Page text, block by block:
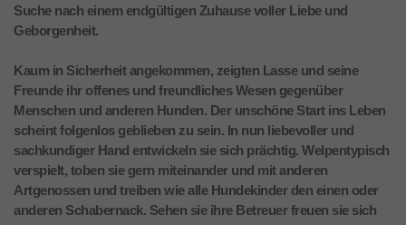
Suche nach einem endgültigen Zuhause voller Liebe und
Geborgenheit.
Kaum in Sicherheit angekommen, zeigten Lasse und seine
Freunde ihr offenes und freundliches Wesen gegenüber
Menschen und anderen Hunden. Der unschöne Start ins Leben
scheint folgenlos geblieben zu sein. In nun liebevoller und
sachkundiger Hand entwickeln sie sich prächtig. Welpentypisch
verspielt, toben sie gern miteinander und mit anderen
Artgenossen und treiben wie alle Hundekinder den einen oder
anderen Schabernack. Sehen sie ihre Betreuer freuen sie sich